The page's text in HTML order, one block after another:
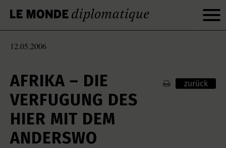
12.05.2006
AFRIKA – DIE
VERFUGUNG DES
HIER MIT DEM
ANDERSWO
zurück